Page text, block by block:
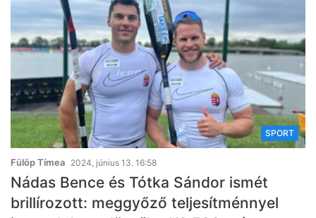
SPORT
Fülöp Tímea 2024, június 13. 16:58
Nádas Bence és Tótka Sándor ismét
brillírozott: meggyőző teljesítménnyel